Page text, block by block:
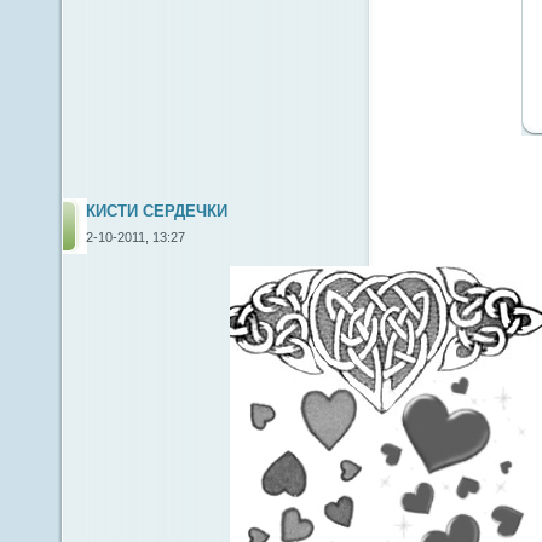
КИСТИ СЕРДЕЧКИ
2-10-2011, 13:27